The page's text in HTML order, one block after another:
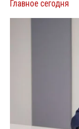
Главное сегодня